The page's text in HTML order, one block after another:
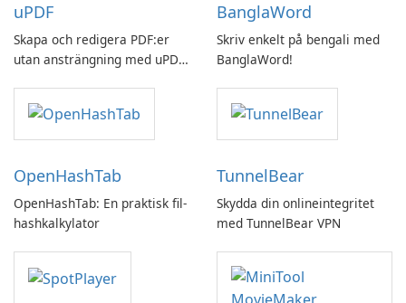
uPDF
Skapa och redigera PDF:er
utan ansträngning med uPDF
BanglaWord
Skriv enkelt på bengali med
BanglaWord!
OpenHashTab
OpenHashTab: En praktisk fil-
hashkalkylator
TunnelBear
Skydda din onlineintegritet
med TunnelBear VPN